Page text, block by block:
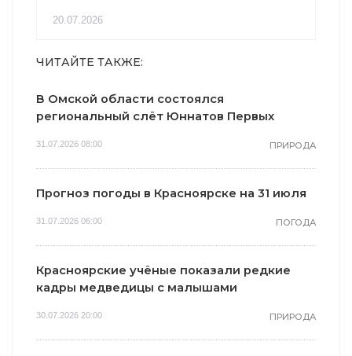
20.07.2026
ЧИТАЙТЕ ТАКЖЕ:
В Омской области состоялся
региональный слёт Юннатов Первых
31.07.2026 08:00 ПРИРОДА
Прогноз погоды в Красноярске на 31 июля
31.07.2026 06:00 ПОГОДА
Красноярские учёные показали редкие
кадры медведицы с малышами
30.07.2026 20:00 ПРИРОДА